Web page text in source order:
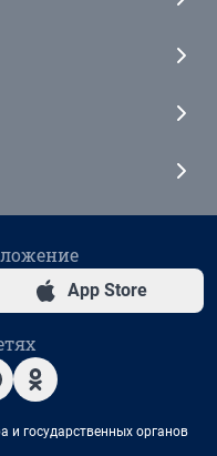
App Store
и государственных органов